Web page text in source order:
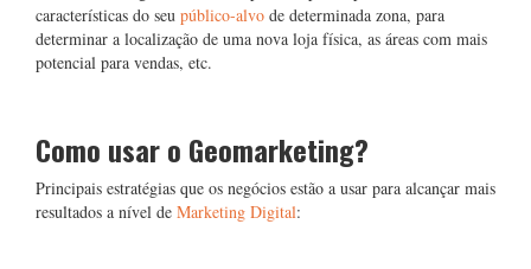
características do seu público-alvo de determinada zona, para
determinar a localização de uma nova loja física, as áreas com mais
potencial para vendas, etc.
Como usar o Geomarketing?
Principais estratégias que os negócios estão a usar para alcançar mais
resultados a nível de Marketing Digital: